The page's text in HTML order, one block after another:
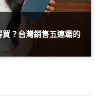
？台灣銷售五連霸的